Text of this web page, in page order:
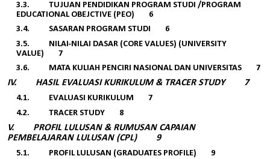
3.3.
TUJUAN PENDIDIKAN PROGRAM STUDI /PROGRAM
EDUCATIONAL OBEJCTIVE (PEO) 6
3.4.
SASARAN PROGRAM STUDI 6
3.5.
NILAI-NILAI DASAR (CORE VALUES) (UNIVERSITY
VALUE) 7
3.6.
MATA KULIAH PENCIRI NASIONAL DAN UNIVERSITAS 7
IV. HASIL EVALUASI KURIKULUM & TRACER STUDY 7
4.1.
EVALUASI KURIKULUM 7
4.2.
TRACER STUDY 8
V.
PROFIL LULUSAN & RUMUSAN CAPAIAN
PEMBELAJARAN LULUSAN (CPL) 9
5.1.
PROFIL LULUSAN (GRADUATES PROFILE) 9